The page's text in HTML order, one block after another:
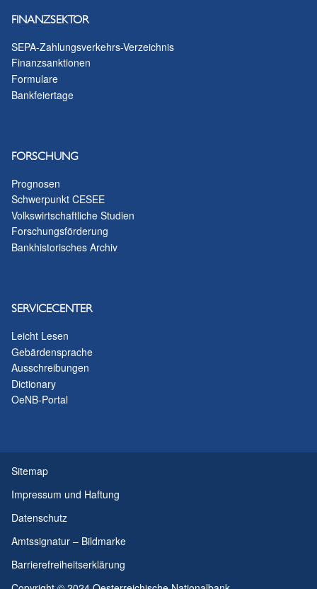
FINANZSEKTOR
SEPA-Zahlungsverkehrs-Verzeichnis
Finanzsanktionen
Formulare
Bankfeiertage
FORSCHUNG
Prognosen
Schwerpunkt CESEE
Volkswirtschaftliche Studien
Forschungsförderung
Bankhistorisches Archiv
SERVICECENTER
Leicht Lesen
Gebärdensprache
Ausschreibungen
Dictionary
OeNB-Portal
Sitemap
Impressum und Haftung
Datenschutz
Amtssignatur – Bildmarke
Barrierefreiheitserklärung